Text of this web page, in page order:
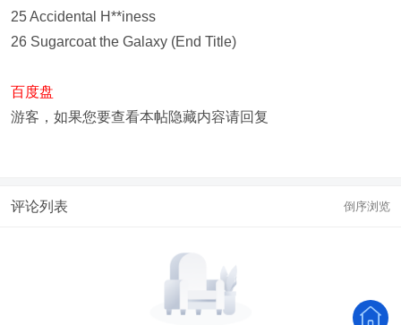
25 Accidental H**iness
26 Sugarcoat the Galaxy (End Title)
百度盘
游客，如果您要查看本帖隐藏内容请回复
评论列表 倒序浏览